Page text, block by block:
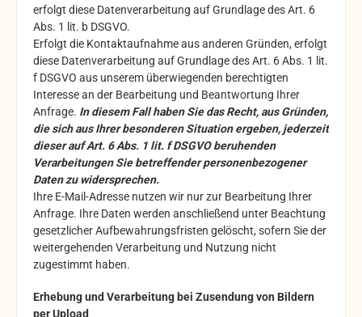
erfolgt diese Datenverarbeitung auf Grundlage des Art. 6
Abs. 1 lit. b DSGVO.
Erfolgt die Kontaktaufnahme aus anderen Gründen, erfolgt
diese Datenverarbeitung auf Grundlage des Art. 6 Abs. 1 lit.
f DSGVO aus unserem überwiegenden berechtigten
Interesse an der Bearbeitung und Beantwortung Ihrer
Anfrage. In diesem Fall haben Sie das Recht, aus Gründen,
die sich aus Ihrer besonderen Situation ergeben, jederzeit
dieser auf Art. 6 Abs. 1 lit. f DSGVO beruhenden
Verarbeitungen Sie betreffender personenbezogener
Daten zu widersprechen.
Ihre E-Mail-Adresse nutzen wir nur zur Bearbeitung Ihrer
Anfrage. Ihre Daten werden anschließend unter Beachtung
gesetzlicher Aufbewahrungsfristen gelöscht, sofern Sie der
weitergehenden Verarbeitung und Nutzung nicht
zugestimmt haben.
Erhebung und Verarbeitung bei Zusendung von Bildern
per Upload